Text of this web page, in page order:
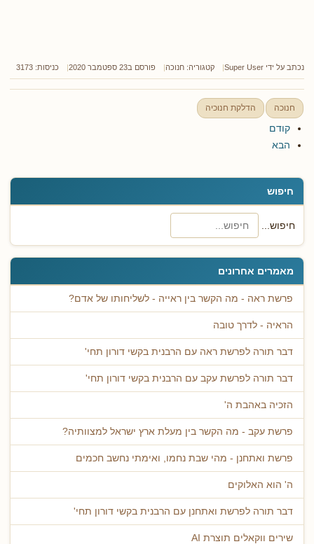
חיפוש
חיפוש...
מאמרים אחרונים
פרשת ראה - מה הקשר בין ראייה - לשליחותו של אדם?
הראיה - לדרך טובה
דבר תורה לפרשת ראה עם הרבנית בקשי דורון תחי'
דבר תורה לפרשת עקב עם הרבנית בקשי דורון תחי'
הזכיה באהבת ה'
פרשת עקב - מה הקשר בין מעלת ארץ ישראל למצוותיה?
פרשת ואתחנן - מהי שבת נחמו, ואימתי נחשב חכמים
ה' הוא האלוקים
דבר תורה לפרשת ואתחנן עם הרבנית בקשי דורון תחי'
שירים ווקאלים תוצרת AI
נכתב על ידי Super User קטגוריה: חנוכה פורסם ב23 ספטמבר 2020 כניסות: 3173
חנוכה הדלקת חנוכיה
קודם
הבא